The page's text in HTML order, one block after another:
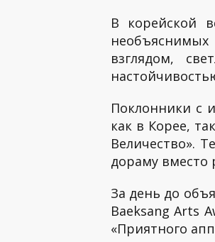
В корейской
взглядом,
Поклонники с
как в Корее,
Величество».
дораму вместо
За день до
Baeksang Arts
«Приятного